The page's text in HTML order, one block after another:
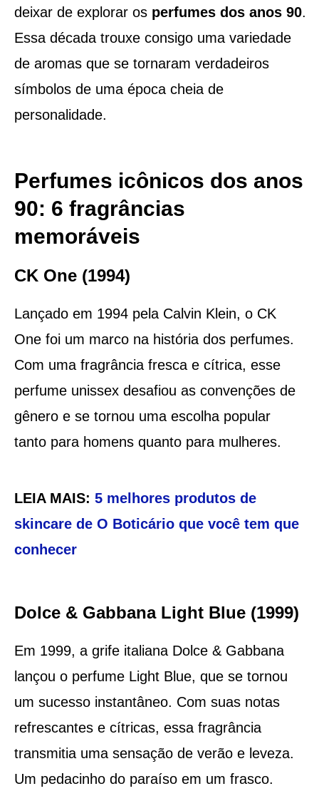
deixar de explorar os perfumes dos anos 90.
Essa década trouxe consigo uma variedade
de aromas que se tornaram verdadeiros
símbolos de uma época cheia de
personalidade.
Perfumes icônicos dos anos
90: 6 fragrâncias
memoráveis
CK One (1994)
Lançado em 1994 pela Calvin Klein, o CK
One foi um marco na história dos perfumes.
Com uma fragrância fresca e cítrica, esse
perfume unissex desafiou as convenções de
gênero e se tornou uma escolha popular
tanto para homens quanto para mulheres.
LEIA MAIS: 5 melhores produtos de
skincare de O Boticário que você tem que
conhecer
Dolce & Gabbana Light Blue (1999)
Em 1999, a grife italiana Dolce & Gabbana
lançou o perfume Light Blue, que se tornou
um sucesso instantâneo. Com suas notas
refrescantes e cítricas, essa fragrância
transmitia uma sensação de verão e leveza.
Um pedacinho do paraíso em um frasco.